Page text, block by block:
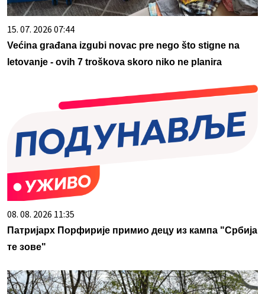
15. 07. 2026 07:44
Većina građana izgubi novac pre nego što stigne na
letovanje - ovih 7 troškova skoro niko ne planira
08. 08. 2026 11:35
Патријарх Порфирије примио децу из кампа "Србија
те зове"